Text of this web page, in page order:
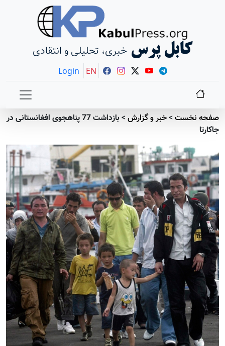
کابل پرس خبری، تحلیلی و انتقادی
Login EN
صفحه نخست>خبر و گزارش>
بازداشت 77 پناهجوی افغانستانی در
جاکارتا